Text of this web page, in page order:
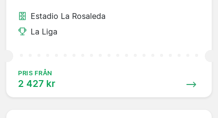
Estadio La Rosaleda
La Liga
PRIS FRÅN
2 427 kr